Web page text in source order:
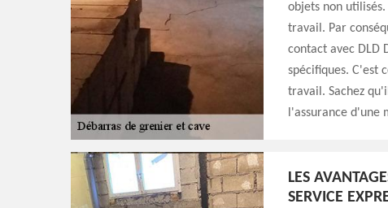
objets non
travail. Par
contact avec DLD
spécifiques. C'est
travail. Sachez
l'assurance
LES
SERVICE